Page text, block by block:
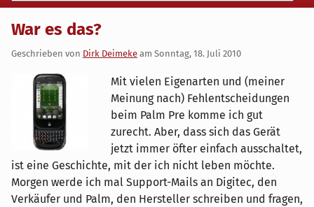
War es das?
Geschrieben von Dirk Deimeke am Sonntag, 18. Juli 2010
Mit vielen Eigenarten und (meiner
Meinung nach) Fehlentscheidungen
beim Palm Pre komme ich gut
zurecht. Aber, dass sich das Gerät
jetzt immer öfter einfach ausschaltet,
ist eine Geschichte, mit der ich nicht leben möchte.
Morgen werde ich mal Support-Mails an Digitec, den
Verkäufer und Palm, den Hersteller schreiben und fragen,